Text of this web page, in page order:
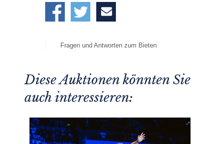
Fragen und Antworten zum Bieten
Diese Auktionen könnten Sie
auch interessieren: